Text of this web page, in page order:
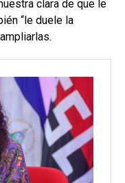
clara de que le
“le duele la